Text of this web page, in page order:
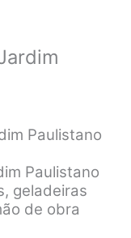
Paulistano
Paulistano
geladeiras
de obra